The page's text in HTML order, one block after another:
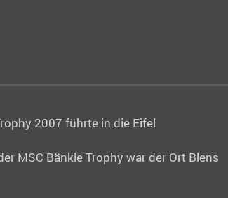
2007 führte in die Eifel
MSC Bänkle Trophy war der Ort Blens